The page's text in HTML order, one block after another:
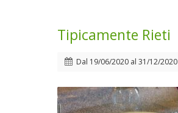
Tipicamente Rieti
Dal 19/06/2020 al 31/12/2020